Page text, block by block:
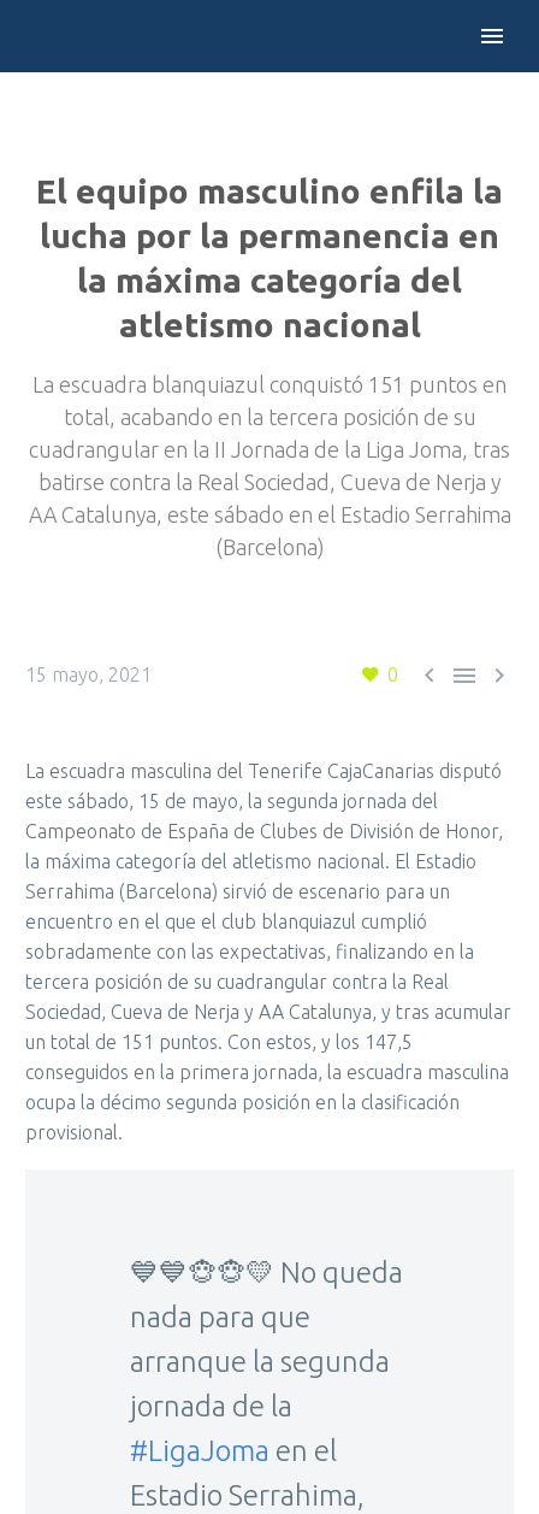
El equipo masculino enfila la
lucha por la permanencia en
la máxima categoría del
atletismo nacional
La escuadra blanquiazul conquistó 151 puntos en
total, acabando en la tercera posición de su
cuadrangular en la II Jornada de la Liga Joma, tras
batirse contra la Real Sociedad, Cueva de Nerja y
AA Catalunya, este sábado en el Estadio Serrahima
(Barcelona)
0   
15 mayo, 2021
La escuadra masculina del Tenerife CajaCanarias disputó
este sábado, 15 de mayo, la segunda jornada del
Campeonato de España de Clubes de División de Honor,
la máxima categoría del atletismo nacional. El Estadio
Serrahima (Barcelona) sirvió de escenario para un
encuentro en el que el club blanquiazul cumplió
sobradamente con las expectativas, finalizando en la
tercera posición de su cuadrangular contra la Real
Sociedad, Cueva de Nerja y AA Catalunya, y tras acumular
un total de 151 puntos. Con estos, y los 147,5
conseguidos en la primera jornada, la escuadra masculina
ocupa la décimo segunda posición en la clasificación
provisional.
💙💙🐵🐵💛 No queda
nada para que
arranque la segunda
jornada de la
#LigaJoma en el
Estadio Serrahima,